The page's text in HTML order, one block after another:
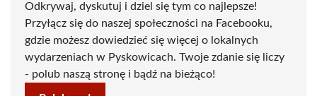
Odkrywaj, dyskutuj i dziel się tym co najlepsze!
Przyłącz się do naszej społeczności na Facebooku,
gdzie możesz dowiedzieć się więcej o lokalnych
wydarzeniach w Pyskowicach. Twoje zdanie się liczy
- polub naszą stronę i bądź na bieżąco!